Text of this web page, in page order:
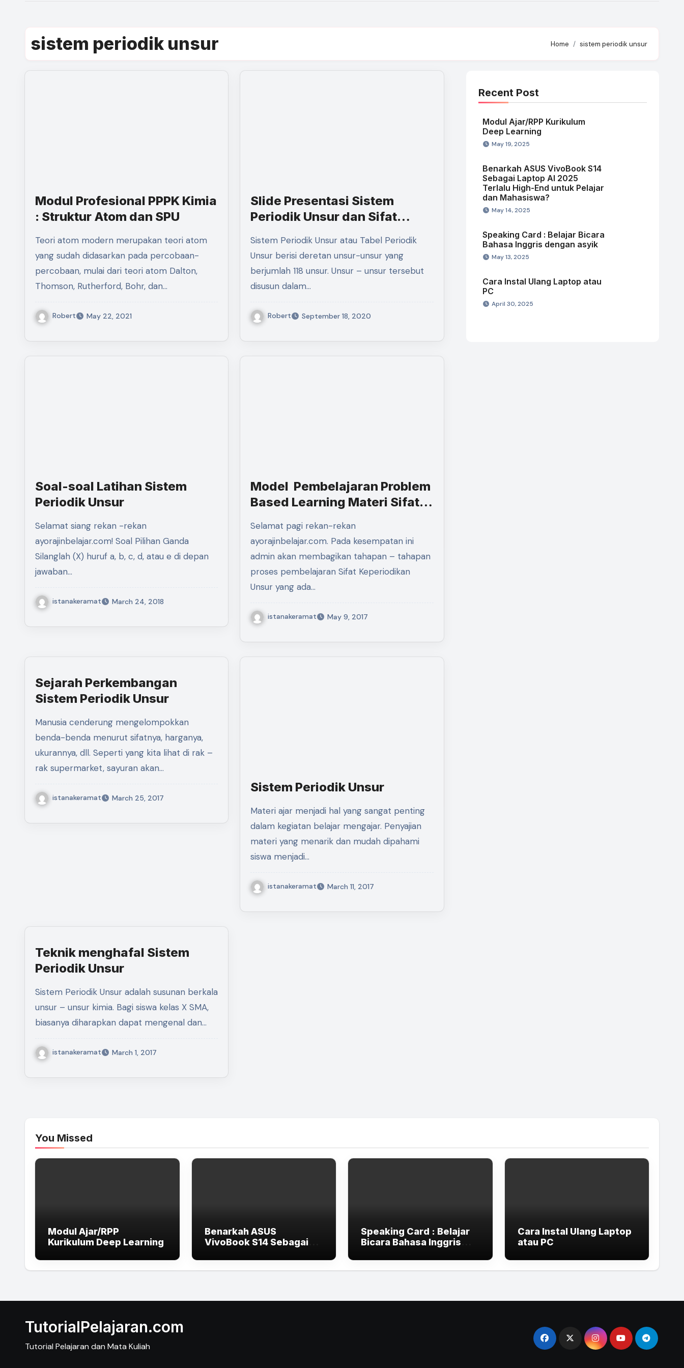
sistem periodik unsur Home sistem periodik unsur
Modul Profesional PPPK Kimia
: Struktur Atom dan SPU
Teori atom modern merupakan teori atom
yang sudah didasarkan pada percobaan-
percobaan, mulai dari teori atom Dalton,
Thomson, Rutherford, Bohr, dan…
Robert May 22, 2021
Slide Presentasi Sistem
Periodik Unsur dan Sifat
Sistem Periodik Unsur atau Tabel Periodik
Unsur berisi deretan unsur-unsur yang
berjumlah 118 unsur. Unsur – unsur tersebut
disusun dalam…
Robert September 18, 2020
Soal-soal Latihan Sistem
Periodik Unsur
Selamat siang rekan -rekan
ayorajinbelajar.com! Soal Pilihan Ganda
Silanglah (X) huruf a, b, c, d, atau e di depan
jawaban…
istanakeramat March 24, 2018
Model Pembelajaran Problem
Based Learning Materi Sifat
Selamat pagi rekan-rekan
ayorajinbelajar.com. Pada kesempatan ini
admin akan membagikan tahapan – tahapan
proses pembelajaran Sifat Keperiodikan
Unsur yang ada…
istanakeramat May 9, 2017
Sejarah Perkembangan
Sistem Periodik Unsur
Manusia cenderung mengelompokkan
benda-benda menurut sifatnya, harganya,
ukurannya, dll. Seperti yang kita lihat di rak –
rak supermarket, sayuran akan…
istanakeramat March 25, 2017
Sistem Periodik Unsur
Materi ajar menjadi hal yang sangat penting
dalam kegiatan belajar mengajar. Penyajian
materi yang menarik dan mudah dipahami
siswa menjadi…
istanakeramat March 11, 2017
Teknik menghafal Sistem
Periodik Unsur
Sistem Periodik Unsur adalah susunan berkala
unsur – unsur kimia. Bagi siswa kelas X SMA,
biasanya diharapkan dapat mengenal dan…
istanakeramat March 1, 2017
Recent Post
Modul Ajar/RPP Kurikulum
Deep Learning
May 19, 2025
Benarkah ASUS VivoBook S14
Sebagai Laptop AI 2025
Terlalu High-End untuk Pelajar
dan Mahasiswa?
May 14, 2025
Speaking Card : Belajar Bicara
Bahasa Inggris dengan asyik
May 13, 2025
Cara Instal Ulang Laptop atau
PC
April 30, 2025
You Missed
Modul Ajar/RPP
Kurikulum Deep Learning
Benarkah ASUS
VivoBook S14 Sebagai
High-End untuk Pelajar
dan Mahasiswa?
Speaking Card : Belajar
Bicara Bahasa Inggris
Cara Instal Ulang Laptop
atau PC
TutorialPelajaran.com
Tutorial Pelajaran dan Mata Kuliah